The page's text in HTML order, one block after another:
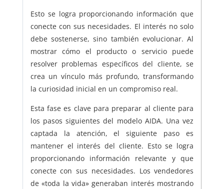
Esto se logra proporcionando información que
conecte con sus necesidades. El interés no solo
debe sostenerse, sino también evolucionar. Al
mostrar cómo el producto o servicio puede
resolver problemas específicos del cliente, se
crea un vínculo más profundo, transformando
la curiosidad inicial en un compromiso real.
Esta fase es clave para preparar al cliente para
los pasos siguientes del modelo AIDA. Una vez
captada la atención, el siguiente paso es
mantener el interés del cliente. Esto se logra
proporcionando información relevante y que
conecte con sus necesidades. Los vendedores
de «toda la vida» generaban interés mostrando